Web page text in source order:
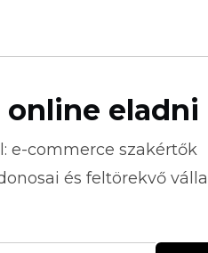
online eladni
e-commerce szakértők
és feltörekvő